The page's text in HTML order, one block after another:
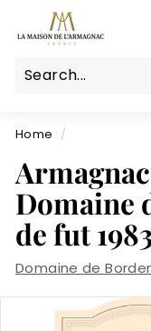
content
a
M
s
o
n
d
e
l'a
r
m
Home /
Domaine
de fut
Domaine de